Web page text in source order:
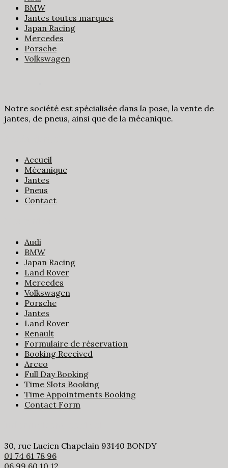
BMW
Jantes toutes marques
Japan Racing
Mercedes
Porsche
Volkswagen
Notre société est spécialisée dans la pose, la vente de
jantes, de pneus, ainsi que de la mécanique.
Accueil
Mécanique
Jantes
Pneus
Contact
Audi
BMW
Japan Racing
Land Rover
Mercedes
Volkswagen
Porsche
Jantes
Land Rover
Renault
Formulaire de réservation
Booking Received
Arceo
Full Day Booking
Time Slots Booking
Time Appointments Booking
Contact Form
30, rue Lucien Chapelain 93140 BONDY
01 74 61 78 96